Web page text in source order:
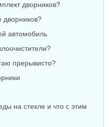
дворников?
дворников?
автомобиль
прерывисто?
на стекле и что с этим